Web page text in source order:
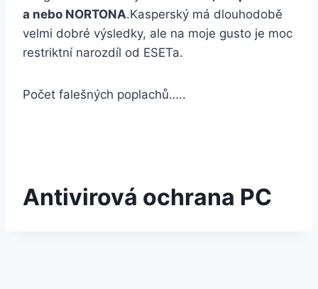
a nebo NORTONA.Kasperský má dlouhodobě
velmi dobré výsledky, ale na moje gusto je moc
restriktní narozdíl od ESETa.
Počet falešných poplachů…..
Antivirová ochrana PC